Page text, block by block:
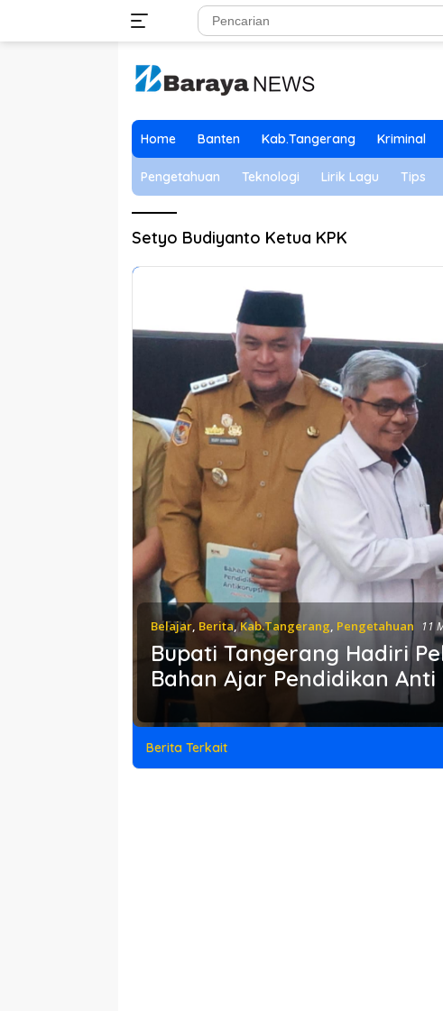
Home Banten Kab.Tangerang Kriminal
Pengetahuan Teknologi Lirik Lagu Tips
Setyo Budiyanto Ketua KPK
Belajar, Berita,Kab.Tangerang, Pengetahuan 11
Bupati Tangerang Hadiri
Bahan Ajar Pendidikan Anti
Berita Terkait